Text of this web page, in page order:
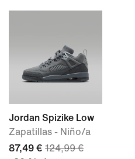
Jordan Spizike Low
Zapatillas - Niño/a
87,49 € 124,99 €